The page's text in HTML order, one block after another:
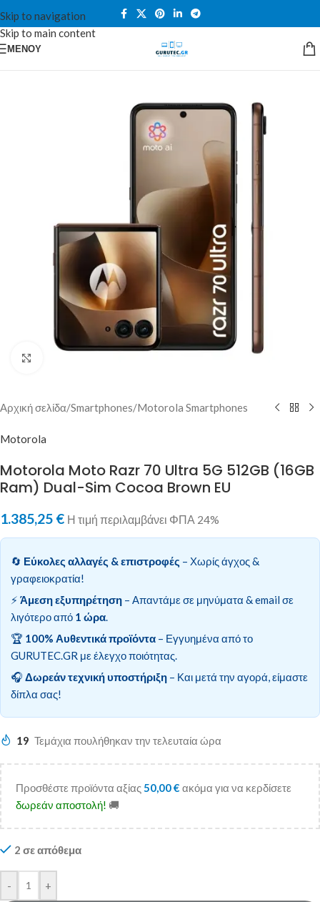
Skip to navigation
Skip to main content
ΜΕΝΟΎ
Αρχική σελίδα/Smartphones/Motorola Smartphones
Motorola
Motorola Moto Razr 70 Ultra 5G 512GB (16GB
Ram) Dual-Sim Cocoa Brown EU
1.385,25 € Η τιμή περιλαμβάνει ΦΠΑ 24%
🔄 Εύκολες αλλαγές & επιστροφές – Χωρίς άγχος &
γραφειοκρατία!
⚡ Άμεση εξυπηρέτηση – Απαντάμε σε μηνύματα & email σε
λιγότερο από 1 ώρα.
🏆 100% Αυθεντικά προϊόντα – Εγγυημένα από το
GURUTEC.GR με έλεγχο ποιότητας.
🎧 Δωρεάν τεχνική υποστήριξη – Και μετά την αγορά, είμαστε
δίπλα σας!
19 Τεμάχια πουλήθηκαν την τελευταία ώρα
Προσθέστε προϊόντα αξίας50,00€ ακόμα για να κερδίσετε
δωρεάν αποστολή! 🚚
2 σε απόθεμα
- +